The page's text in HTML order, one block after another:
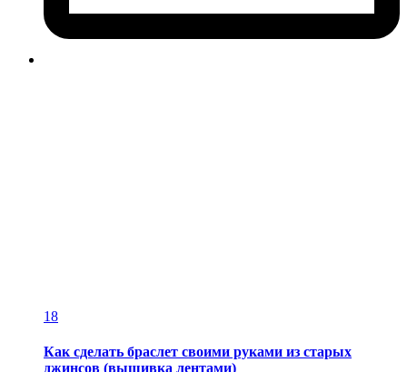
18
Как сделать браслет своими руками из старых
джинсов (вышивка лентами)